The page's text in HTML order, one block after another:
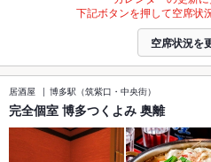
下記ボタンを押して空席状
空席状況を
居酒屋 博多駅（筑紫口・中央街）
完全個室 博多つくよみ 奥離